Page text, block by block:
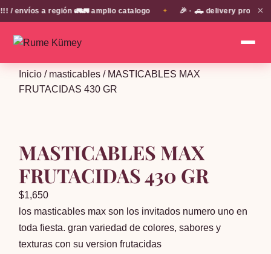
envíos a región 🚛🚛 amplio catalogo 🎉 · 🛻 delivery propio en
✕
Inicio / masticables / MASTICABLES MAX
FRUTACIDAS 430 GR
MASTICABLES MAX
FRUTACIDAS 430 GR
$1,650
los masticables max son los invitados numero uno en
toda fiesta. gran variedad de colores, sabores y
texturas con su version frutacidas